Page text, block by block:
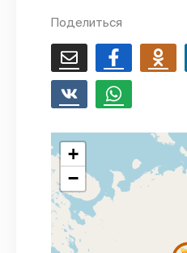
Поделиться
+
−